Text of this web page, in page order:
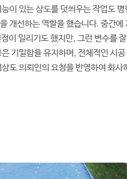
이 있는 상도를 덧씌우는 작업도 병
개선하는 역할을 했습니다. 중간에
이 밀리기도 했지만, 그런 변수를 잘
기밀함을 유지하며, 전체적인 시공
도 의뢰인의 요청을 반영하여 화사